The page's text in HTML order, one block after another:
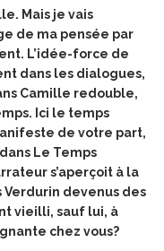
Mais je vais
de ma pensée par
L’idée-force de
dans les dialogues,
Camille redouble,
Ici le temps
de votre part,
Le Temps
s’aperçoit à la
devenus des
vieilli, sauf lui, à
chez vous?